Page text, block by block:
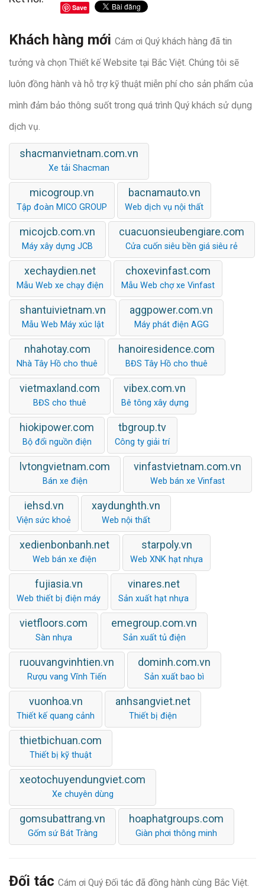
Save
Khách hàng mới Cám ơi Quý khách hàng đã tin
tưởng và chọn Thiết kế Website tại Bắc Việt. Chúng tôi sẽ
luôn đồng hành và hỗ trợ kỹ thuật miễn phí cho sản phẩm của
mình đảm bảo thông suốt trong quá trình Quý khách sử dụng
dịch vụ.
shacmanvietnam.com.vn
Xe tải Shacman
micogroup.vn
Tập đoàn MICO GROUP
bacnamauto.vn
Web dịch vụ nội thất
micojcb.com.vn
Máy xây dựng JCB
cuacuonsieubengiare.com
Cửa cuốn siêu bền giá siêu rẻ
xechaydien.net
Mẫu Web xe chạy điện
choxevinfast.com
Mẫu Web chợ xe Vinfast
shantuivietnam.vn
Mẫu Web Máy xúc lật
aggpower.com.vn
Máy phát điện AGG
nhahotay.com
Nhà Tây Hồ cho thuê
hanoiresidence.com
BĐS Tây Hồ cho thuê
vietmaxland.com
BĐS cho thuê
vibex.com.vn
Bê tông xây dựng
hiokipower.com
Bộ đổi nguồn điện
tbgroup.tv
Công ty giải trí
lvtongvietnam.com
Bán xe điện
vinfastvietnam.com.vn
Web bán xe Vinfast
iehsd.vn
Viện sức khoẻ
xaydunghth.vn
Web nội thất
xedienbonbanh.net
Web bán xe điện
starpoly.vn
Web XNK hạt nhựa
fujiasia.vn
Web thiết bị điện máy
vinares.net
Sản xuất hạt nhựa
vietfloors.com
Sàn nhựa
emegroup.com.vn
Sản xuất tủ điện
ruouvangvinhtien.vn
Rượu vang Vĩnh Tiến
dominh.com.vn
Sản xuất bao bì
vuonhoa.vn
Thiết kế quang cảnh
anhsangviet.net
Thiết bị điện
thietbichuan.com
Thiết bị kỹ thuật
xeotochuyendungviet.com
Xe chuyên dùng
gomsubattrang.vn
Gốm sứ Bát Tràng
hoaphatgroups.com
Giàn phơi thông minh
Đối tác Cám ơi Quý Đối tác đã đồng hành cùng Bắc Việt.